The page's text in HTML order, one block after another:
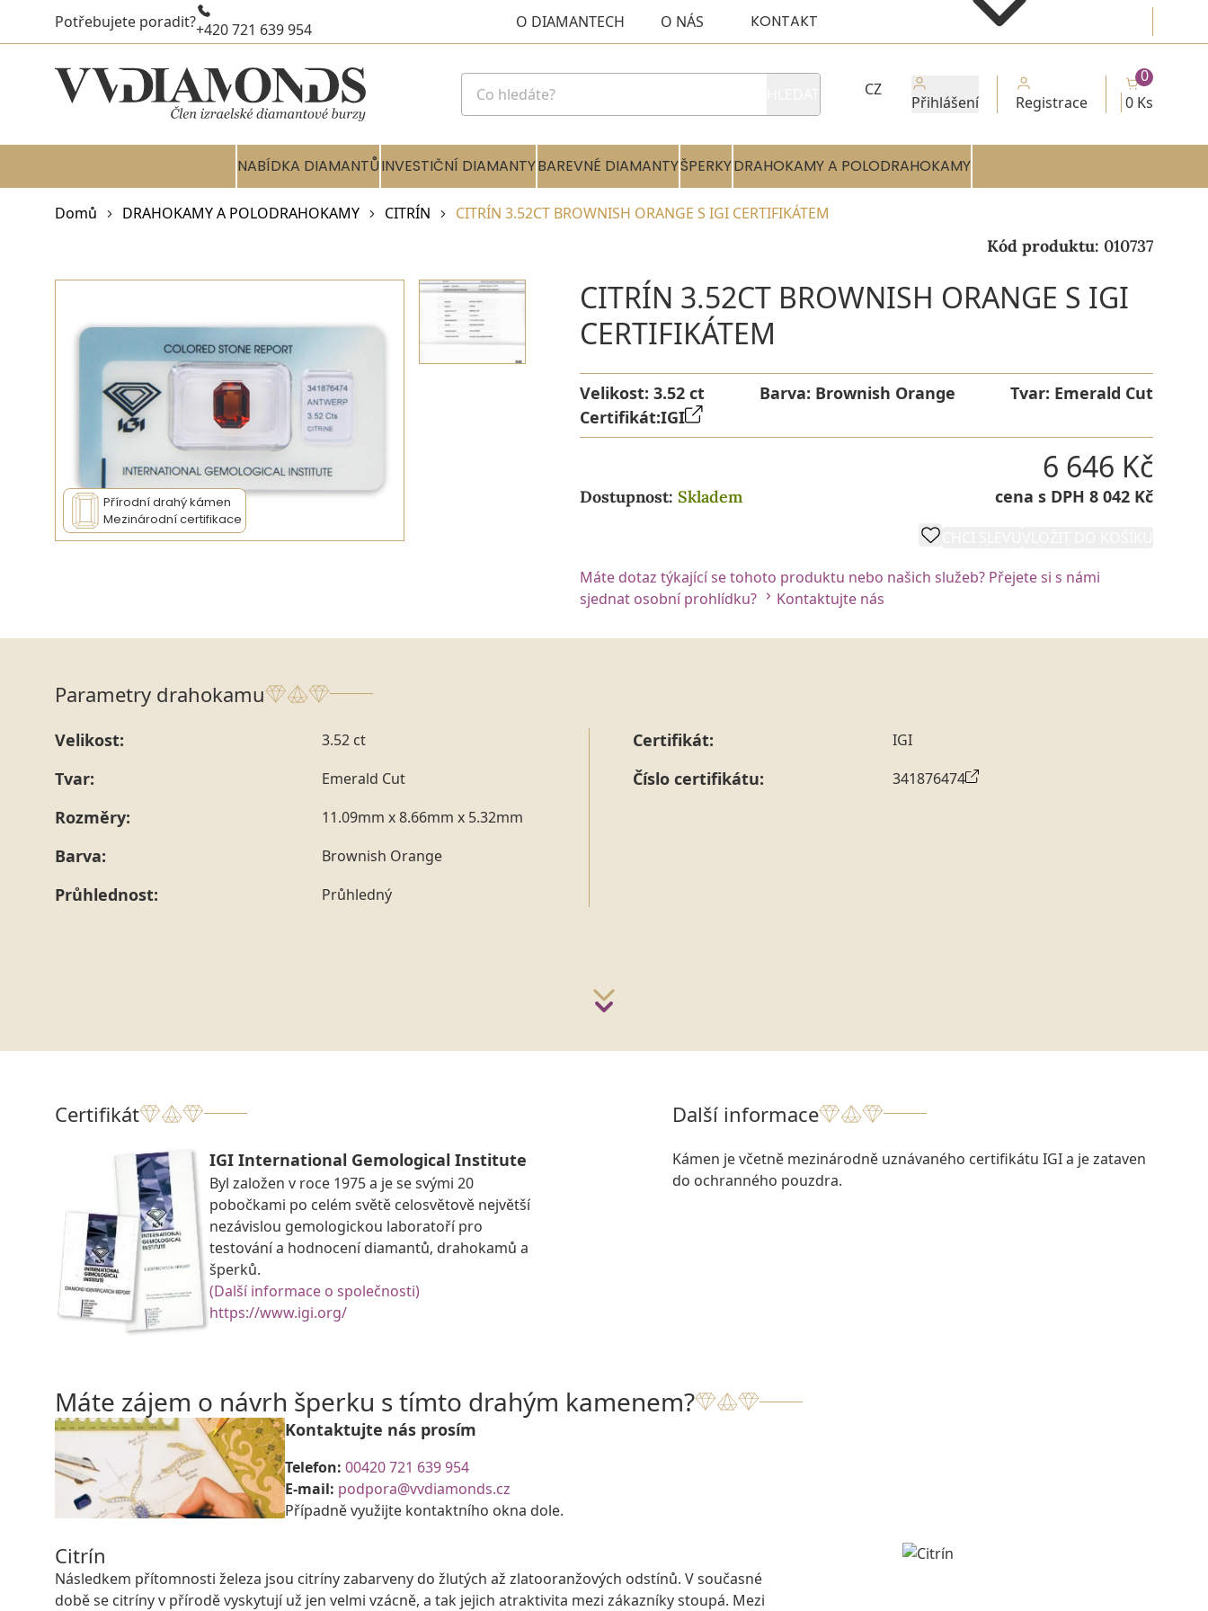
Potřebujete poradit?+420 721 639 954 O DIAMANTECH O NÁS KONTAKT
CZ
Přihlášení Registrace 0 Ks
0
NABÍDKA DIAMANTŮINVESTIČNÍ DIAMANTYBAREVNÉ DIAMANTYŠPERKYDRAHOKAMY A POLODRAHOKAMY
Domů DRAHOKAMY A POLODRAHOKAMY CITRÍN CITRÍN 3.52CT BROWNISH ORANGE S IGI CERTIFIKÁTEM
Kód produktu: 010737
Přírodní drahý kámen
Mezinárodní certifikace
CITRÍN 3.52CT BROWNISH ORANGE S IGI
CERTIFIKÁTEM
Velikost: 3.52 ct Barva: Brownish Orange Tvar: Emerald Cut
Certifikát:IGI
Dostupnost: Skladem
6 646 Kč
cena s DPH 8 042 Kč
Máte dotaz týkající se tohoto produktu nebo našich služeb? Přejete si s námi
sjednat osobní prohlídku?
Kontaktujte nás
Parametry drahokamu
Velikost: 3.52 ct
Tvar: Emerald Cut
Rozměry: 11.09mm x 8.66mm x 5.32mm
Barva: Brownish Orange
Průhlednost: Průhledný
Certifikát: IGI
Číslo certifikátu: 341876474
Certifikát
IGI International Gemological Institute
Byl založen v roce 1975 a je se svými 20
pobočkami po celém světě celosvětově největší
nezávislou gemologickou laboratoří pro
testování a hodnocení diamantů, drahokamů a
šperků.
(Další informace o společnosti)
https://www.igi.org/
Další informace
Kámen je včetně mezinárodně uznávaného certifikátu IGI a je zataven
do ochranného pouzdra.
Máte zájem o návrh šperku s tímto drahým kamenem?
Kontaktujte nás prosím
Telefon: 00420 721 639 954
E-mail: podpora@vvdiamonds.cz
Případně využijte kontaktního okna dole.
Citrín
Následkem přítomnosti železa jsou citríny zabarveny do žlutých až zlatooranžových odstínů. V současné
době se citríny v přírodě vyskytují už jen velmi vzácně, a tak jejich atraktivita mezi zákazníky stoupá. Mezi